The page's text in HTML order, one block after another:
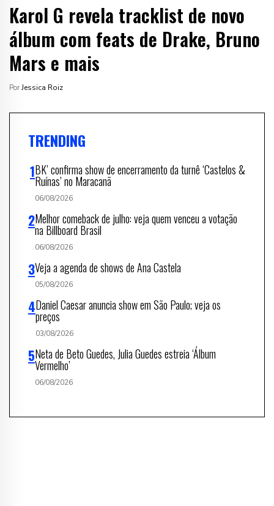
Karol G revela tracklist de novo
álbum com feats de Drake, Bruno
Mars e mais
PorJessica Roiz
TRENDING
BK’ confirma show de encerramento da turnê ‘Castelos &
Ruínas’ no Maracanã
06/08/2026
Melhor comeback de julho: veja quem venceu a votação
na Billboard Brasil
06/08/2026
Veja a agenda de shows de Ana Castela
05/08/2026
Daniel Caesar anuncia show em São Paulo; veja os
preços
03/08/2026
Neta de Beto Guedes, Julia Guedes estreia ‘Álbum
Vermelho’
06/08/2026